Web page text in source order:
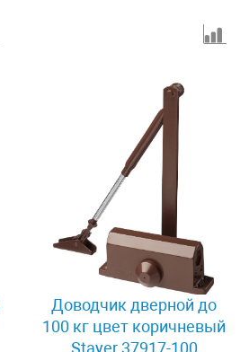
Доводчик дверной до
100 кг цвет коричневый
Stayer 37917-100